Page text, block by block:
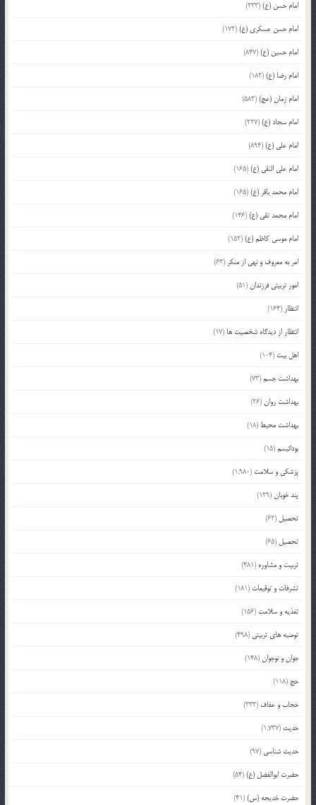
امام حسن (ع)(233)
امام حسن عسکری (ع)(172)
امام حسین (ع)(847)
امام رضا (ع)(182)
امام زمان (عج)(583)
امام سجاد (ع)(227)
امام علی (ع)(894)
امام علی النقی (ع)(165)
امام محمد باقر (ع)(165)
امام محمد تقی (ع)(146)
امام موسی کاظم (ع)(152)
امر به معروف و نهی از منکر (63)
امور تربیتی فرزندان(51)
انتظار (164)
انتظار از دیدگاه شخصیت ها (17)
اهل بیت (104)
بهداشت جسم(73)
بهداشت روان(26)
بهداشت محیط (18)
بودائیسم(15)
پزشکی و سلامت (1,980)
پند خوبان(129)
تحصیل (62)
تحصیل (65)
تربیت و مشاوره (481)
تشرفات و توقیعات (181)
تغذیه و سلامت (156)
توصیه های تربیتی (498)
جوان و نوجوان(148)
حج (118)
حجاب و عفاف (333)
حدیث (1,737)
حدیث شناسی (97)
حضرت ابوالفضل (ع)(54)
حضرت خدیجه (س)(41)